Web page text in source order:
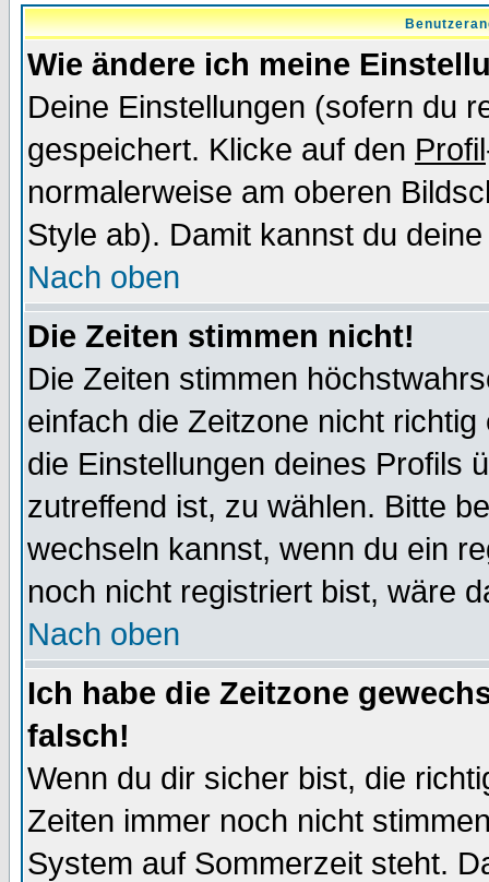
Wie ändere ich meine
Deine Einstellungen (sofern du
gespeichert. Klicke auf den Profil
normalerweise am oberen
Style ab). Damit kannst du
Nach oben
Die Zeiten stimmen nicht!
Die Zeiten stimmen
einfach die Zeitzone nicht
die Einstellungen deines Profils
zutreffend ist, zu wählen. Bitte
wechseln kannst, wenn du ein
noch nicht registriert bist, wäre
Nach oben
Ich habe die Zeitzone
falsch!
Wenn du dir sicher bist, die
Zeiten immer noch nicht
System auf Sommerzeit steht.